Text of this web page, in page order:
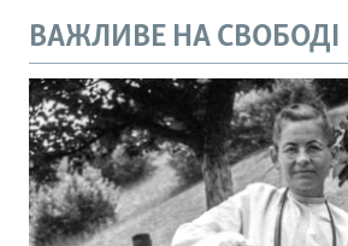
ВАЖЛИВЕ НА СВОБОДІ